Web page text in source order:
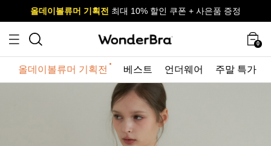
사이즈 무료 교환 서비스
올데이볼류머 기획전 최대 10% 할인 쿠폰 + 사은품 증정
사이즈 무료 교환 서비스
올데이볼류머 기획전 최대 10% 할인 쿠폰 + 사은품 증정
0
올데이볼류머 기획전 베스트 언더웨어 주말 특가